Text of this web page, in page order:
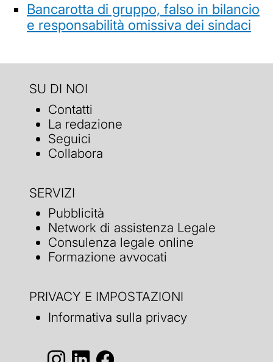
Bancarotta di gruppo, falso in bilancio
e responsabilità omissiva dei sindaci
SU DI NOI
Contatti
La redazione
Seguici
Collabora
SERVIZI
Pubblicità
Network di assistenza Legale
Consulenza legale online
Formazione avvocati
PRIVACY E IMPOSTAZIONI
Informativa sulla privacy